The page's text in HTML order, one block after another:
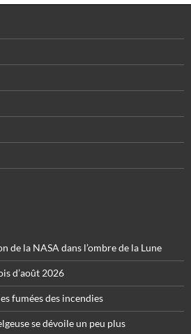
de la NASA dans l’ombre de la Lune
d’août 2026
fumées des incendies
se dévoile un peu plus